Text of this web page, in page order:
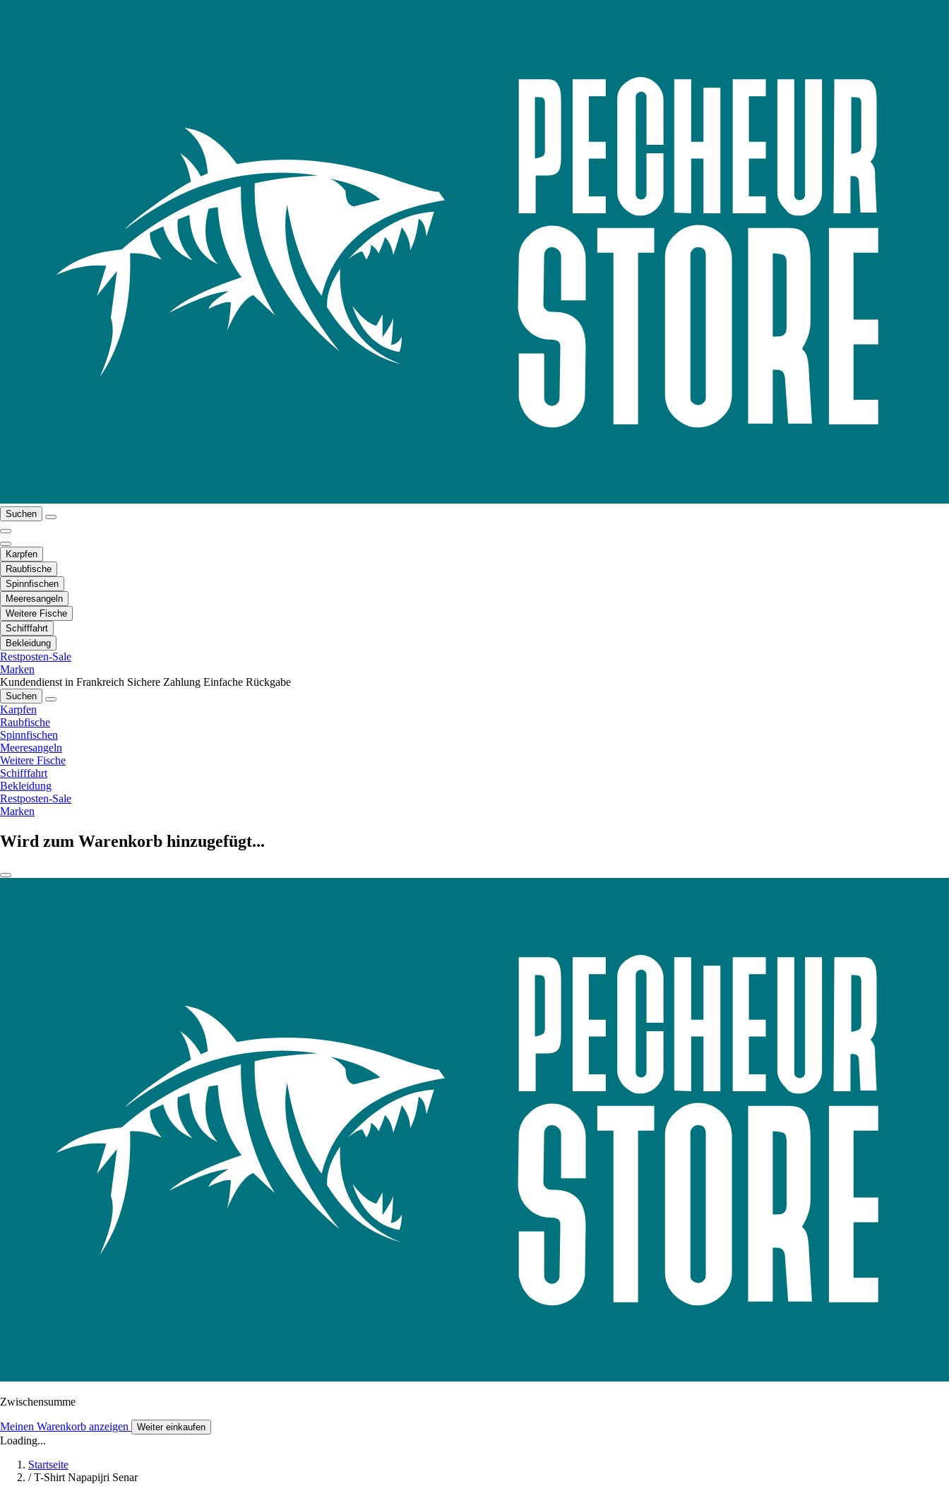
Suchen
Karpfen
Raubfische
Spinnfischen
Meeresangeln
Weitere Fische
Schifffahrt
Bekleidung
Restposten-Sale
Marken
Kundendienst in Frankreich Sichere Zahlung Einfache Rückgabe
Suchen
Karpfen
Raubfische
Spinnfischen
Meeresangeln
Weitere Fische
Schifffahrt
Bekleidung
Restposten-Sale
Marken
Wird zum Warenkorb hinzugefügt...
Zwischensumme
Meinen Warenkorb anzeigen Weiter einkaufen
Loading...
Startseite
/ T-Shirt Napapijri Senar